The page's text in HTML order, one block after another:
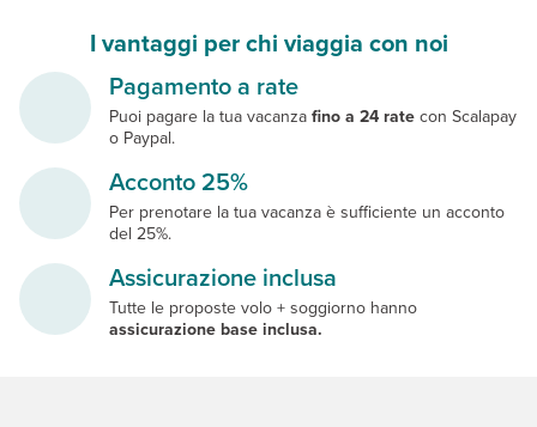
I vantaggi per chi viaggia con noi
Pagamento a rate
Puoi pagare la tua vacanzafino a 24 ratecon Scalapay
o Paypal.
Acconto 25%
Per prenotare la tua vacanza è sufficiente un acconto
del 25%.
Assicurazione inclusa
Tutte le proposte volo + soggiorno hanno
assicurazione base inclusa.